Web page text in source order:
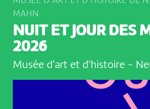
MAHN
NUIT ET JOUR DES
2026
Musée d'art et d'histoire -